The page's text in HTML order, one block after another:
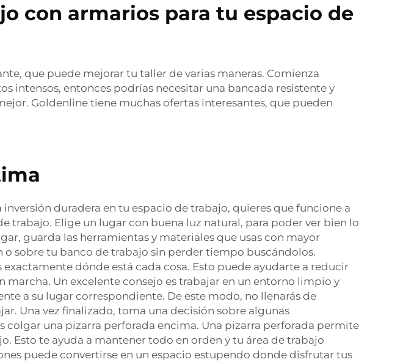
con armarios para tu espacio de
que puede mejorar tu taller de varias maneras. Comienza
intensos, entonces podrías necesitar una bancada resistente y
Goldenline tiene muchas ofertas interesantes, que pueden
duradera en tu espacio de trabajo, quieres que funcione a
trabajo. Elige un lugar con buena luz natural, para poder ver bien lo
guarda las herramientas y materiales que usas con mayor
sobre tu banco de trabajo sin perder tiempo buscándolos.
dónde está cada cosa. Esto puede ayudarte a reducir
Un excelente consejo es trabajar en un entorno limpio y
a su lugar correspondiente. De este modo, no llenarás de
Una vez finalizado, toma una decisión sobre algunas
una pizarra perforada encima. Una pizarra perforada permite
Esto te ayuda a mantener todo en orden y tu área de trabajo
puede convertirse en un espacio estupendo donde disfrutar tus